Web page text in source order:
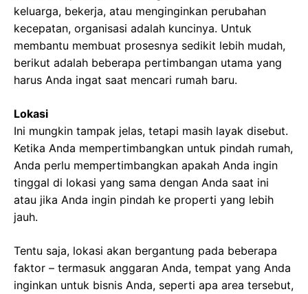
keluarga, bekerja, atau menginginkan perubahan
kecepatan, organisasi adalah kuncinya. Untuk
membantu membuat prosesnya sedikit lebih mudah,
berikut adalah beberapa pertimbangan utama yang
harus Anda ingat saat mencari rumah baru.
Lokasi
Ini mungkin tampak jelas, tetapi masih layak disebut.
Ketika Anda mempertimbangkan untuk pindah rumah,
Anda perlu mempertimbangkan apakah Anda ingin
tinggal di lokasi yang sama dengan Anda saat ini
atau jika Anda ingin pindah ke properti yang lebih
jauh.
Tentu saja, lokasi akan bergantung pada beberapa
faktor – termasuk anggaran Anda, tempat yang Anda
inginkan untuk bisnis Anda, seperti apa area tersebut,